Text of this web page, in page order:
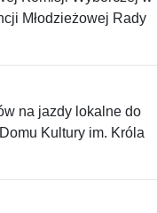
Młodzieżowej Rady
na jazdy lokalne do
Kultury im. Króla